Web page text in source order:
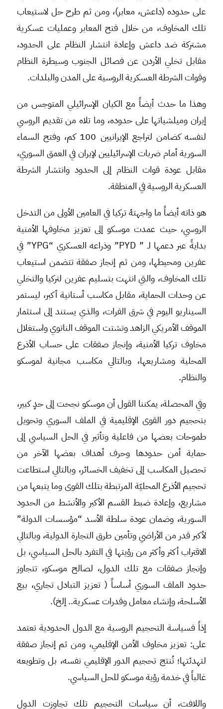
على حدوده (داعش، معابر)، ومن ثم طرح حل لاستيعاب
تلك المخاوف، من خلال فتح المعابر وعمليات عسكرية
مشتركة ضد داعش وإعادة انتشار النظام على الحدود،
مقابل تخلي الأردن عن فصائل الجنوب وسيطرة النظام
وقوات الشرطة العسكرية الروسية على المدن والبلدات.
وهذا ما حدث أيضاً مع الكيان الإسرائيلي المتوجس من
إيران وميلشياتها على حدوده، وما تلاه من تقديم الروسي
لنفسه كضامن لتراجع الإيرانيين 100 كم، وفتح السماء
السورية أمام ضربات الإسرائيليين لإيران في العمق السوري،
مقابل عودة قوات النظام إلى الحدود وانتشار الشرطة
العسكرية الروسية في المنطقة.
هو ذاته أيضاً ما واجهتهُ تركيا في العامين الأولى من التدخل
الروسي، حيث عمدت موسكو إلى تعزيز مخاوفها الأمنية
بدايةً عبر دعمها لـ ” PYD” وذراعه العسكري “YPG” في
عفرين ومحيطها، ومن ثم إنجاز صفقة تتضمن استيعاب
تلك المخاوف، والتي انتهت بتسليم عفرين لتركيا والتخلي
عن وحدات الحماية، مقابل مكاسب أستانية أكبر، ليستمر
السيناريو اليوم في شرق الفرات، والذي يستند إلى استثمار
الموقف الأمريكي الزاهد وتشتت الموقف الناتوي واستغلال
مخاوف تركيا الأمنية، وإنجاز صفقات على حساب الأذرع
المحلية ومشاريعها، وبالتالي مكاسب مجانية لموسكو
والنظام.
وفي المحصلة، يمكننا القول أن موسكو نجحت إلى حدٍ كبير،
بتحجيم دور القوى الإقليمية في الملف السوري وتحويل
طموحات بعضها من فاعلية وتأثير في الحل السياسي إلى
حماية أمن حدودها وحرف أهداف بعضها الآخر من
تحصيل المكاسب إلى تخفيف الخسائر، وبالتالي استطاعت
تحجيم الأذرع المحليّة المرتبطة بتلك القوى وما يتبعها من
مشاريع، وإعادة ضبط القسم الأكبر والأنشط من الحدود
السورية، وضمان عودة سلطة الأسد “مؤسسات الدولة”
لأكبر قدر من الأراضي وتأمين طرق التجارة الدولية، وبالتالي
الاقتراب أكثر وأكثر من رؤيتها في التفرد بالحل السياسي، بل
وإنجاز صفقات مع تلك الدول، لصالح موسكو، تتجاوز
حدود الملف السوري أساساً ( تعزيز التبادل تجاري، بيع
الأسلحة، وإنشاء معامل وقدرات عسكرية.. إلخ).
إذاً فسياسة التحجيم الروسية مع الدول الحدودية تعتمد
على: تعزيز مخاوف الأمن الإقليمي، ومن ثم إنجاز صفقة
لتهدئتها؛ تُنتج تحجيم الدور الإقليمي نفسه، بل وتطويعه
غالباً في خدمة رؤية موسكو للحل السياسي.
واللافت، أن سياسات التحجيم تلك تجاوزت الدول